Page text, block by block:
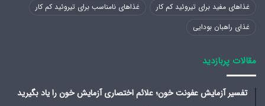
غذاهای مفید برای تیروئید کم کار
غذاهای نامناسب برای تیروئید کم کار
غذای راهبان بودایی
مقالات پربازدید
تفسیر آزمایش عفونت خون؛ علائم اختصاری آزمایش خون را یاد بگیرید